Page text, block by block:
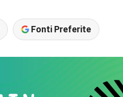
Fonti Preferite